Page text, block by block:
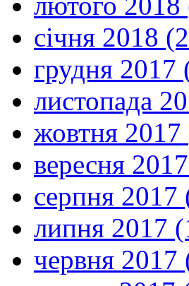
січня 2018
грудня 2017
листопада
жовтня 2017
вересня
серпня 2017
липня 2017
червня 2017